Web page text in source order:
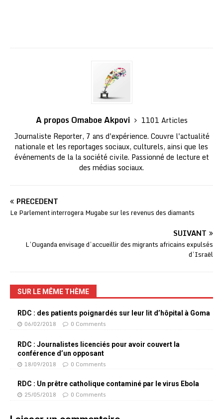
A propos Omaboe Akpovi
1101 Articles
Journaliste Reporter, 7 ans d'expérience. Couvre l'actualité
nationale et les reportages sociaux, culturels, ainsi que les
événements de la la société civile. Passionné de lecture et
des médias sociaux.
PRÉCÉDENT
Le Parlement interrogera Mugabe sur les revenus des diamants
SUIVANT
L’Ouganda envisage d’accueillir des migrants africains expulsés
d’Israël
SUR LE MÊME THÈME
RDC : des patients poignardés sur leur lit d’hôpital à Goma
06/02/2018 0 Comments
RDC : Journalistes licenciés pour avoir couvert la
conférence d’un opposant
18/09/2018 0 Comments
RDC : Un prêtre catholique contaminé par le virus Ebola
25/05/2018 0 Comments